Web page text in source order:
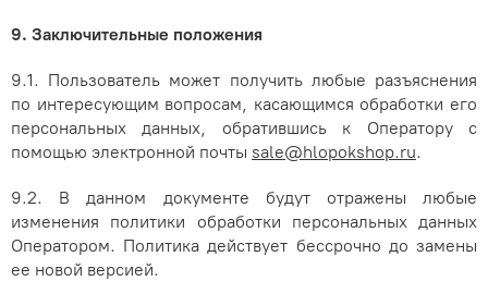
9. Заключительные положения
9.1. Пользователь может получить любые разъяснения
по интересующим вопросам, касающимся обработки его
персональных данных, обратившись к Оператору с
помощью электронной почты sale@hlopokshop.ru.
9.2. В данном документе будут отражены любые
изменения политики обработки персональных данных
Оператором. Политика действует бессрочно до замены
ее новой версией.